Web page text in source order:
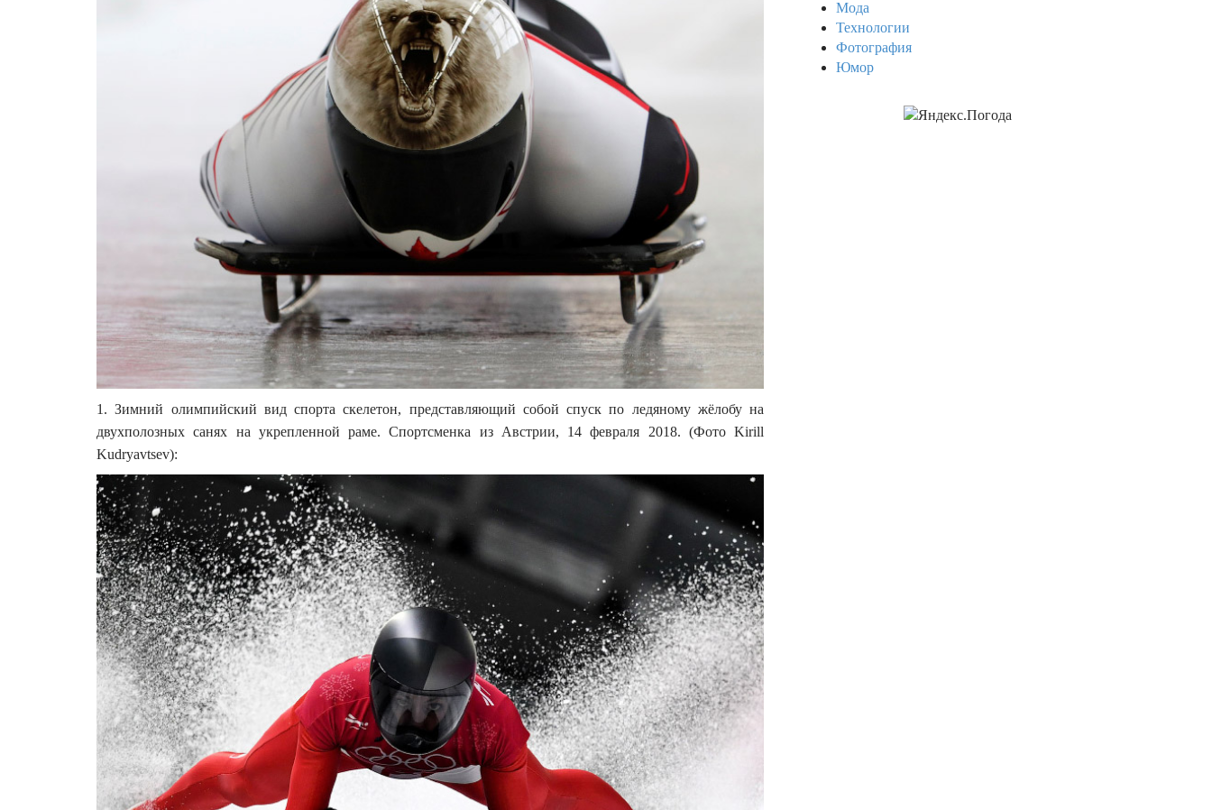
1. Зимний олимпийский вид спорта скелетон, представляющий собой спуск по ледяному жёлобу на
двухполозных санях на укрепленной раме. Спортсменка из Австрии, 14 февраля 2018. (Фото Kirill
Kudryavtsev):
Мода
Технологии
Фотография
Юмор